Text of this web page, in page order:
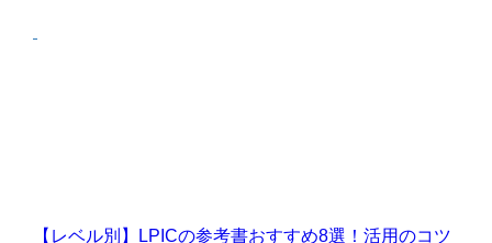
【レベル別】LPICの参考書おすすめ8選！活用のコツ